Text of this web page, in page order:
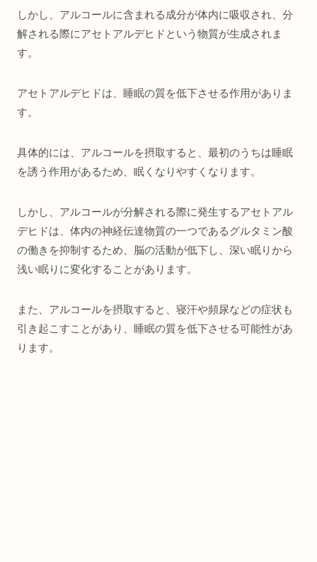
しかし、アルコールに含まれる成分が体内に吸収され、分
解される際にアセトアルデヒドという物質が生成されま
す。
アセトアルデヒドは、睡眠の質を低下させる作用がありま
す。
具体的には、アルコールを摂取すると、最初のうちは睡眠
を誘う作用があるため、眠くなりやすくなります。
しかし、アルコールが分解される際に発生するアセトアル
デヒドは、体内の神経伝達物質の一つであるグルタミン酸
の働きを抑制するため、脳の活動が低下し、深い眠りから
浅い眠りに変化することがあります。
また、アルコールを摂取すると、寝汗や頻尿などの症状も
引き起こすことがあり、睡眠の質を低下させる可能性があ
ります。